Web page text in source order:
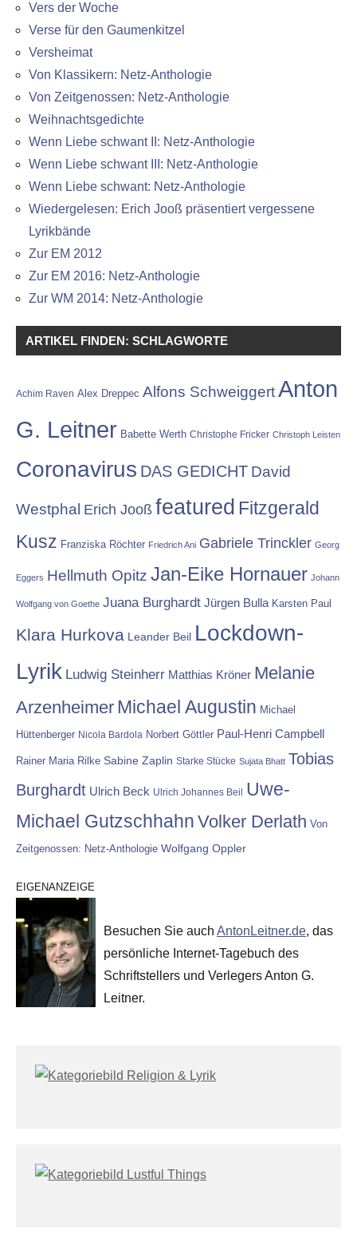
Vers der Woche
Verse für den Gaumenkitzel
Versheimat
Von Klassikern: Netz-Anthologie
Von Zeitgenossen: Netz-Anthologie
Weihnachtsgedichte
Wenn Liebe schwant II: Netz-Anthologie
Wenn Liebe schwant III: Netz-Anthologie
Wenn Liebe schwant: Netz-Anthologie
Wiedergelesen: Erich Jooß präsentiert vergessene
Lyrikbände
Zur EM 2012
Zur EM 2016: Netz-Anthologie
Zur WM 2014: Netz-Anthologie
ARTIKEL FINDEN: SCHLAGWORTE
Achim Raven Alex Dreppec Alfons SchweiggertAnton
G. Leitner Babette Werth Christophe Fricker Christoph Leisten
Coronavirus DAS GEDICHT David
Westphal Erich Jooß featured Fitzgerald
Kusz Franziska Röchter Friedrich Ani Gabriele Trinckler Georg
Eggers Hellmuth Opitz Jan-Eike Hornauer Johann
Wolfgang von Goethe Juana Burghardt Jürgen Bulla Karsten Paul
Klara Hurkova Leander Beil Lockdown-
Lyrik Ludwig Steinherr Matthias Kröner Melanie
Arzenheimer Michael Augustin Michael
Hüttenberger Nicola Bardola Norbert Göttler Paul-Henri Campbell
Rainer Maria Rilke Sabine Zaplin Starke Stücke Sujata Bhatt Tobias
Burghardt Ulrich Beck Ulrich Johannes Beil
Uwe-
Michael Gutzschhahn Volker Derlath Von
Zeitgenossen: Netz-Anthologie Wolfgang Oppler
EIGENANZEIGE
Besuchen Sie auch AntonLeitner.de, das
persönliche Internet-Tagebuch des
Schriftstellers und Verlegers Anton G.
Leitner.